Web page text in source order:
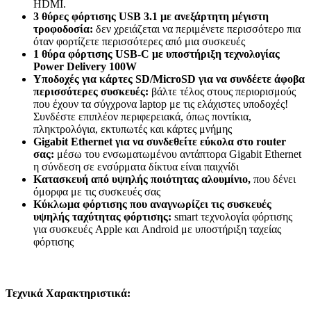
HDMI.
3 θύρες φόρτισης USB 3.1 με ανεξάρτητη μέγιστη
τροφοδοσία: δεν χρειάζεται να περιμένετε περισσότερο πια
όταν φορτίζετε περισσότερες από μια συσκευές
1 θύρα φόρτισης USB-C με υποστήριξη τεχνολογίας
Power Delivery 100W
Υποδοχές για κάρτες SD/MicroSD για να συνδέετε άφοβα
περισσότερες συσκευές: βάλτε τέλος στους περιορισμούς
που έχουν τα σύγχρονα laptop με τις ελάχιστες υποδοχές!
Συνδέστε επιπλέον περιφερειακά, όπως ποντίκια,
πληκτρολόγια, εκτυπωτές και κάρτες μνήμης
Gigabit Ethernet για να συνδεθείτε εύκολα στο router
σας: μέσω του ενσωματωμένου αντάπτορα Gigabit Ethernet
η σύνδεση σε ενσύρματα δίκτυα είναι παιχνίδι
Κατασκευή από υψηλής ποιότητας αλουμίνιο, που δένει
όμορφα με τις συσκευές σας
Κύκλωμα φόρτισης που αναγνωρίζει τις συσκευές
υψηλής ταχύτητας φόρτισης: smart τεχνολογία φόρτισης
για συσκευές Apple και Android με υποστήριξη ταχείας
φόρτισης
Τεχνικά Χαρακτηριστικά: